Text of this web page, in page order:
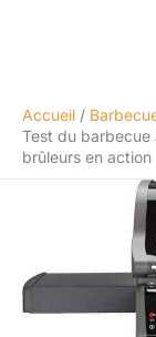
Accueil
Test du barbecue
brûleurs en action